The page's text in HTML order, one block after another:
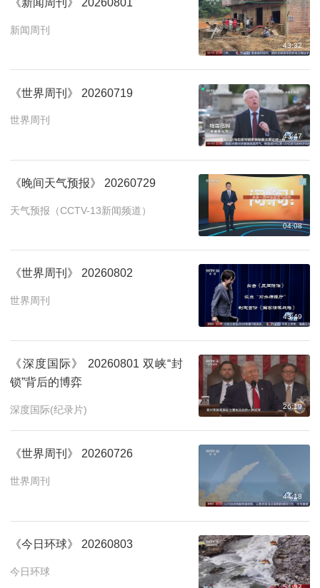
《新闻周刊》 20260801
新闻周刊
43:32
《世界周刊》 20260719
世界周刊
43:47
《晚间天气预报》 20260729
天气预报（CCTV-13新闻频道）
04:08
《世界周刊》 20260802
世界周刊
43:49
《深度国际》 20260801 双峡“封
锁”背后的博弈
深度国际(纪录片) 26:19
《世界周刊》 20260726
世界周刊
44:18
《今日环球》 20260803
今日环球